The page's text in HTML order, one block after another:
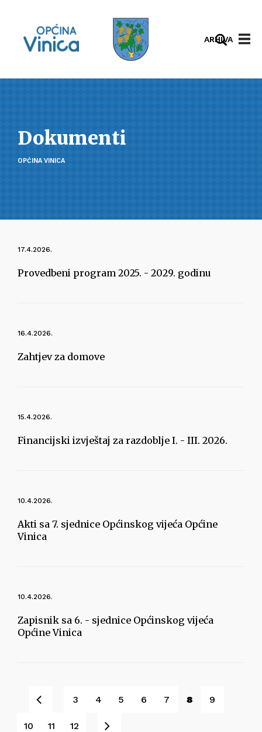
ARHIVA
Dokumenti
OPĆINA VINICA
17.4.2026.
Provedbeni program 2025. - 2029. godinu
16.4.2026.
Zahtjev za domove
15.4.2026.
Financijski izvještaj za razdoblje I. - III. 2026.
10.4.2026.
Akti sa 7. sjednice Općinskog vijeća Općine
Vinica
10.4.2026.
Zapisnik sa 6. - sjednice Općinskog vijeća
Općine Vinica
3 4 5 6 7 8 9
10 11 12